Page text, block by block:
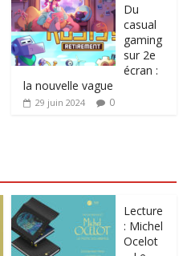
Du
casual
gaming
sur 2e
écran :
la nouvelle vague
29 juin 2024 0
Lecture
: Michel
Ocelot